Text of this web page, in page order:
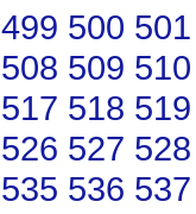
499 500 501
508 509 510
517 518 519
526 527 528
535 536 537